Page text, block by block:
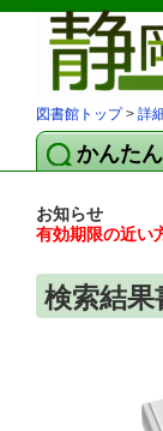
図書館トップ> 詳
かんた
お知らせ
有効期限の近い
検索結果